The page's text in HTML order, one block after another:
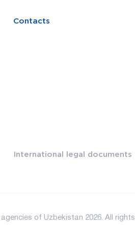
Contacts
International legal documents
of Uzbekistan 2026. All rights